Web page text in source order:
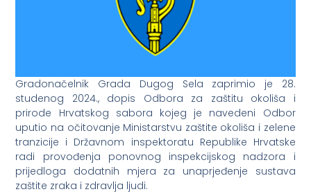
Gradonačelnik Grada Dugog Sela zaprimio je 28.
studenog 2024., dopis Odbora za zaštitu okoliša i
prirode Hrvatskog sabora kojeg je navedeni Odbor
uputio na očitovanje Ministarstvu zaštite okoliša i zelene
tranzicije i Državnom inspektoratu Republike Hrvatske
radi provođenja ponovnog inspekcijskog nadzora i
prijedloga dodatnih mjera za unaprjeđenje sustava
zaštite zraka i zdravlja ljudi.